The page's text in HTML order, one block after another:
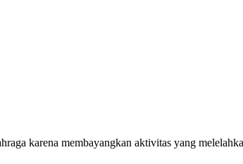
karena membayangkan aktivitas yang